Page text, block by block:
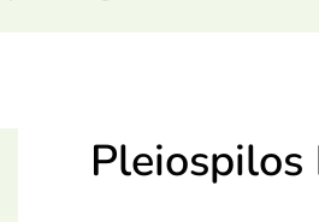
Pleiospilos